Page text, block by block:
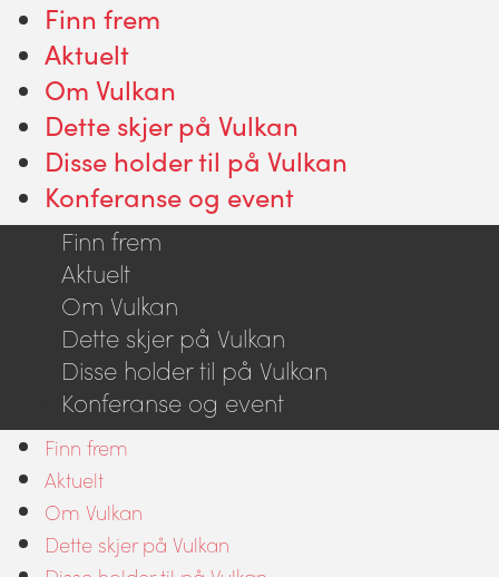
Finn frem
Aktuelt
Om Vulkan
Dette skjer på Vulkan
Disse holder til på Vulkan
Konferanse og event
Finn frem
Aktuelt
Om Vulkan
Dette skjer på Vulkan
Disse holder til på Vulkan
Konferanse og event
Finn frem
Aktuelt
Om Vulkan
Dette skjer på Vulkan